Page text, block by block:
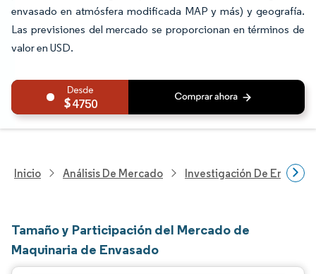
envasado en atmósfera modificada MAP y más) y geografía.
Las previsiones del mercado se proporcionan en términos de
valor en USD.
4750
Inicio Análisis De Mercado Investigación De Envases
Tamaño y Participación del Mercado de
Maquinaria de Envasado